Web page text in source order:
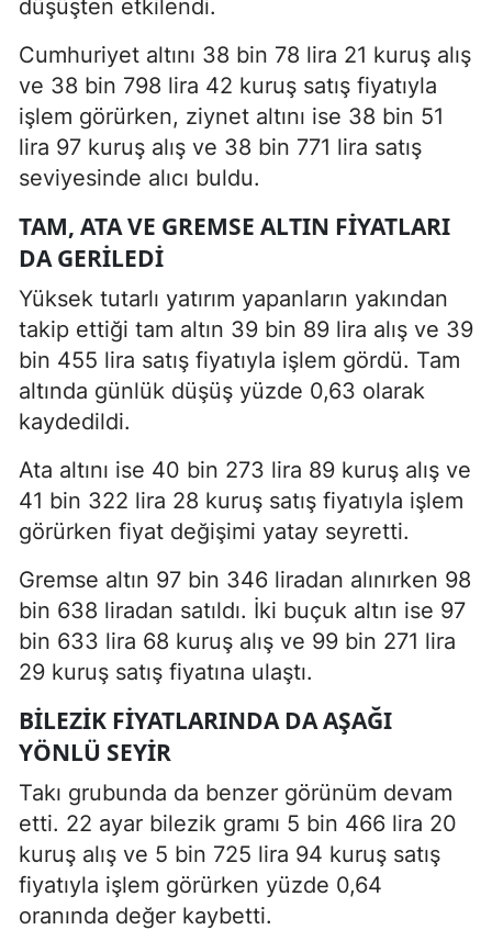
düşüşten etkilendi.
Cumhuriyet altını 38 bin 78 lira 21 kuruş alış
ve 38 bin 798 lira 42 kuruş satış fiyatıyla
işlem görürken, ziynet altını ise 38 bin 51
lira 97 kuruş alış ve 38 bin 771 lira satış
seviyesinde alıcı buldu.
TAM, ATA VE GREMSE ALTIN FIYATLARI
DA GERILEDI
Yüksek tutarlı yatırım yapanların yakından
takip ettiği tam altın 39 bin 89 lira alış ve 39
bin 455 lira satış fiyatıyla işlem gördü. Tam
altında günlük düşüş yüzde 0,63 olarak
kaydedildi.
Ata altını ise 40 bin 273 lira 89 kuruş alış ve
41 bin 322 lira 28 kuruş satış fiyatıyla işlem
görürken fiyat değişimi yatay seyretti.
Gremse altın 97 bin 346 liradan alınırken 98
bin 638 liradan satıldı. İki buçuk altın ise 97
bin 633 lira 68 kuruş alış ve 99 bin 271 lira
29 kuruş satış fiyatına ulaştı.
BILEZIK FIYATLARINDA DA AŞAĞI
YÖNLÜ SEYIR
Takı grubunda da benzer görünüm devam
etti. 22 ayar bilezik gramı 5 bin 466 lira 20
kuruş alış ve 5 bin 725 lira 94 kuruş satış
fiyatıyla işlem görürken yüzde 0,64
oranında değer kaybetti.